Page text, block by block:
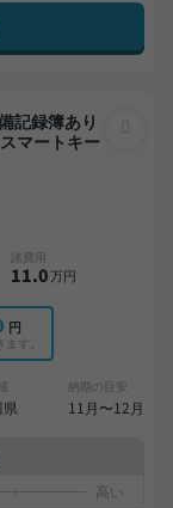
マートキー
諸費用
11.0万円
円
す。
納期の目安
11月〜12月